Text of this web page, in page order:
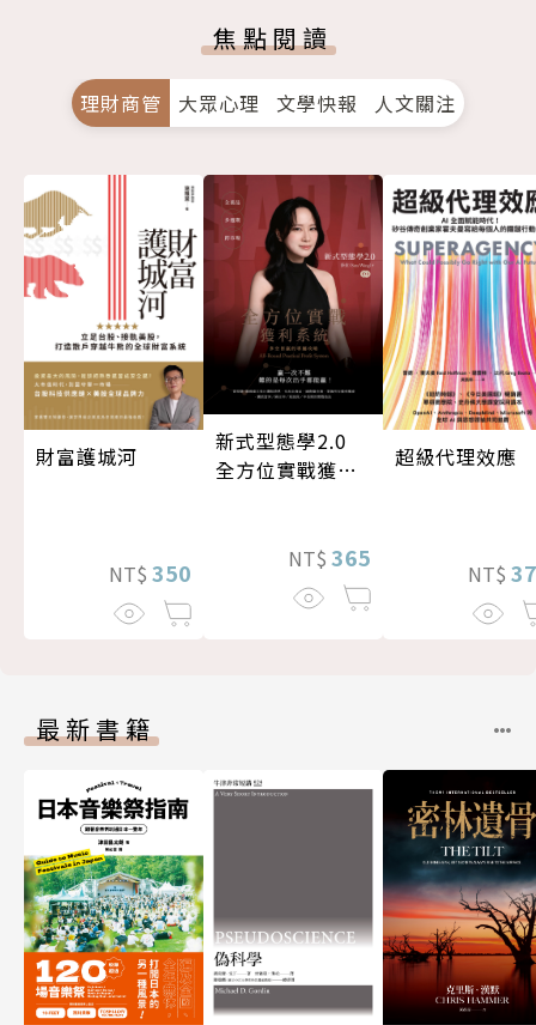
焦點閱讀
理財商管 大眾心理 文學快報 人文關注
財富護城河
NT$ 350
新式型態學2.0
全方位實戰獲利
NT$ 365
超級代理效應
NT$
最新書籍